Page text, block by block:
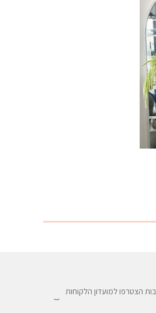
הצטרפו למועדון הלקוחות